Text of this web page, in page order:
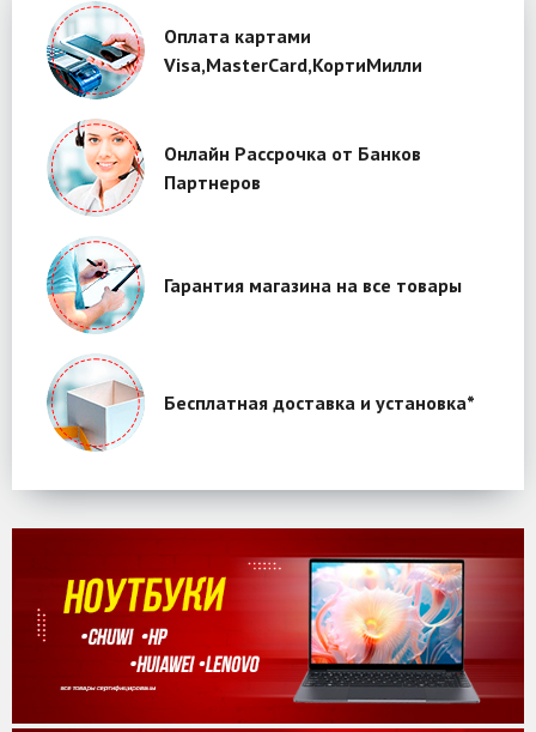
Оплата картами
Visa,MasterCard,КортиМилли
Онлайн Рассрочка от Банков
Партнеров
Гарантия магазина на все товары
Бесплатная доставка и установка*